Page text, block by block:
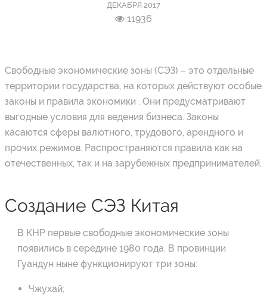
ДЕКАБРЯ 2017
11936
Свободные экономические зоны (СЭЗ) – это отдельные
территории государства, на которых действуют особые
законы и правила экономики . Они предусматривают
выгодные условия для ведения бизнеса. Законы
касаются сферы валютного, трудового, арендного и
прочих режимов. Распространяются правила как на
отечественных, так и на зарубежных предпринимателей.
Создание СЭЗ Китая
В КНР первые свободные экономические зоны
появились в середине 1980 года. В провинции
Гуандун ныне функционируют три зоны:
Чжухай;